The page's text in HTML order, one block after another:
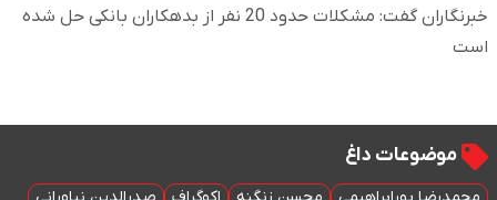
خبرنگاران گفت: مشکلات حدود 20 نفر از بدهکاران بانکی حل شده
است
موضوعات داغ